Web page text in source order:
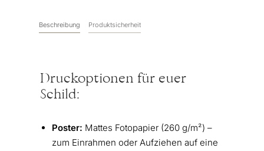
Beschreibung Produktsicherheit
Druckoptionen für euer
Schild:
Poster: Mattes Fotopapier (260 g/m²) –
zum Einrahmen oder Aufziehen auf eine